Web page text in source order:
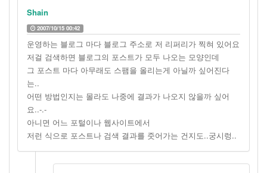
Shain
2007/10/15 00:42
운영하는 블로그 마다 블로그 주소로 저 리퍼리가 찍혀 있어요
저걸 검색하면 블로그의 포스트가 모두 나오는 모양인데
그 포스트 마다 아무래도 스팸을 올리는게 아닐까 싶어진다
는..
어떤 방법인지는 몰라도 나중에 결과가 나오지 않을까 싶어
요..-.-
아니면 어느 포털이나 웹사이트에서
저런 식으로 포스트나 검색 결과를 줏어가는 건지도..궁시렁..